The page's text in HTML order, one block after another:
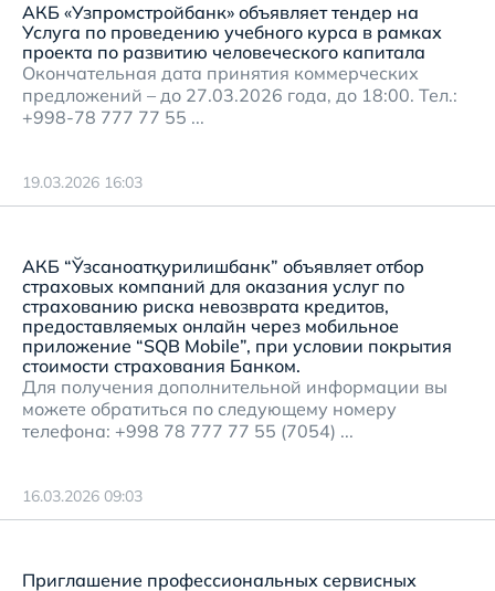
АКБ «Узпромстройбанк» объявляет тендер на
Услуга по проведению учебного курса в рамках
проекта по развитию человеческого капитала
Окончательная дата принятия коммерческих
предложений – до 27.03.2026 года, до 18:00. Тел.:
+998-78 777 77 55 ...
19.03.2026 16:03
АКБ “Ўзсаноатқурилишбанк” объявляет отбор
страховых компаний для оказания услуг по
страхованию риска невозврата кредитов,
предоставляемых онлайн через мобильное
приложение “SQB Mobile”, при условии покрытия
стоимости страхования Банком.
Для получения дополнительной информации вы
можете обратиться по следующему номеру
телефона: +998 78 777 77 55 (7054) ...
16.03.2026 09:03
Приглашение профессиональных сервисных